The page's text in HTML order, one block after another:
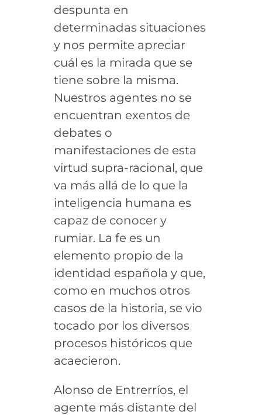
despunta en
determinadas situaciones
y nos permite apreciar
cuál es la mirada que se
tiene sobre la misma.
Nuestros agentes no se
encuentran exentos de
debates o
manifestaciones de esta
virtud supra-racional, que
va más allá de lo que la
inteligencia humana es
capaz de conocer y
rumiar. La fe es un
elemento propio de la
identidad española y que,
como en muchos otros
casos de la historia, se vio
tocado por los diversos
procesos históricos que
acaecieron.
Alonso de Entrerríos, el
agente más distante del